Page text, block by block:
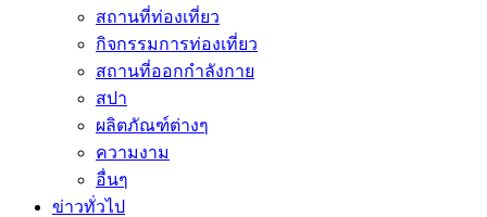
สถานที่ท่องเที่ยว
กิจกรรมการท่องเที่ยว
สถานที่ออกกำลังกาย
สปา
ผลิตภัณฑ์ต่างๆ
ความงาม
อื่นๆ
ข่าวทั่วไป